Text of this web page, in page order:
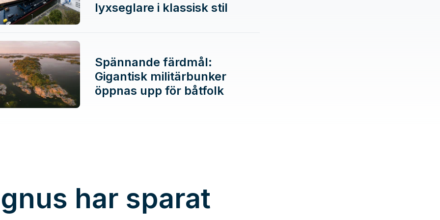
lyxseglare i klassisk stil
Spännande färdmål:
Gigantisk militärbunker
öppnas upp för båtfolk
har sparat